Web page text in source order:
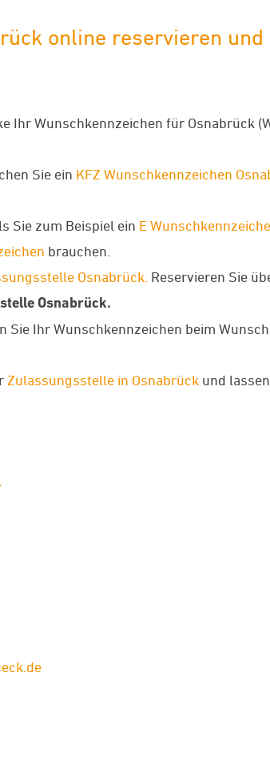
online reservieren
Ihr Wunschkennzeichen für Osnabrück
Sie ein KFZ Wunschkennzeichen
Sie zum Beispiel ein E
brauchen.
Osnabrück. Reservieren Sie
Osnabrück.
Sie Ihr Wunschkennzeichen beim
Zulassungsstelle in Osnabrück und